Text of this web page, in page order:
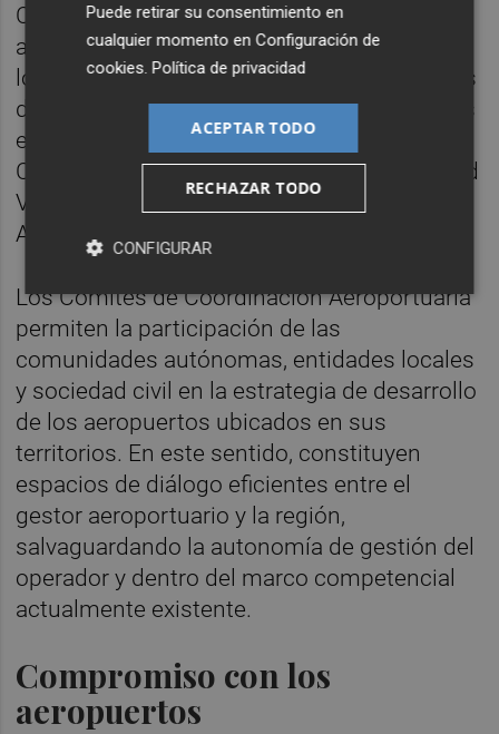
Civil,
David Benito, de representantes de la
administración autonómica; corporaciones
locales con asistentes de los ayuntamientos
de Valencia, Alicante y Elche; organizaciones
económicas y sociales como la
Confederación Empresarial de la Comunidad
Valenciana y la Cámara de Comercio de
Alicante y Aena.
Los Comités de Coordinación Aeroportuaria
permiten la participación de las
comunidades autónomas, entidades locales
y sociedad civil en la estrategia de desarrollo
de los aeropuertos ubicados en sus
territorios. En este sentido, constituyen
espacios de diálogo eficientes entre el
gestor aeroportuario y la región,
salvaguardando la autonomía de gestión del
operador y dentro del marco competencial
actualmente existente.
Compromiso con los
aeropuertos
Puede retirar su consentimiento en
cualquier momento enConfiguración de
cookies .Política de privacidad
ACEPTAR TODO
RECHAZAR TODO
CONFIGURAR